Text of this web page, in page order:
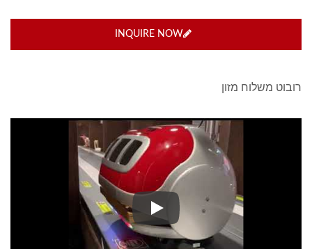
INQUIRE NOW
רובוט משלוח מזון
רובוט משלוח מזון